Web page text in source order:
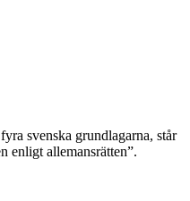
svenska grundlagarna, står
enligt allemansrätten”.